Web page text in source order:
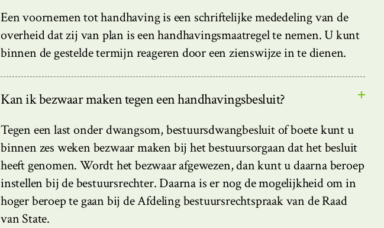
Een voornemen tot handhaving is een schriftelijke mededeling van de
overheid dat zij van plan is een handhavingsmaatregel te nemen. U kunt
binnen de gestelde termijn reageren door een zienswijze in te dienen.
Kan ik bezwaar maken tegen een handhavingsbesluit?
Tegen een last onder dwangsom, bestuursdwangbesluit of boete kunt u
binnen zes weken bezwaar maken bij het bestuursorgaan dat het besluit
heeft genomen. Wordt het bezwaar afgewezen, dan kunt u daarna beroep
instellen bij de bestuursrechter. Daarna is er nog de mogelijkheid om in
hoger beroep te gaan bij de Afdeling bestuursrechtspraak van de Raad
van State.